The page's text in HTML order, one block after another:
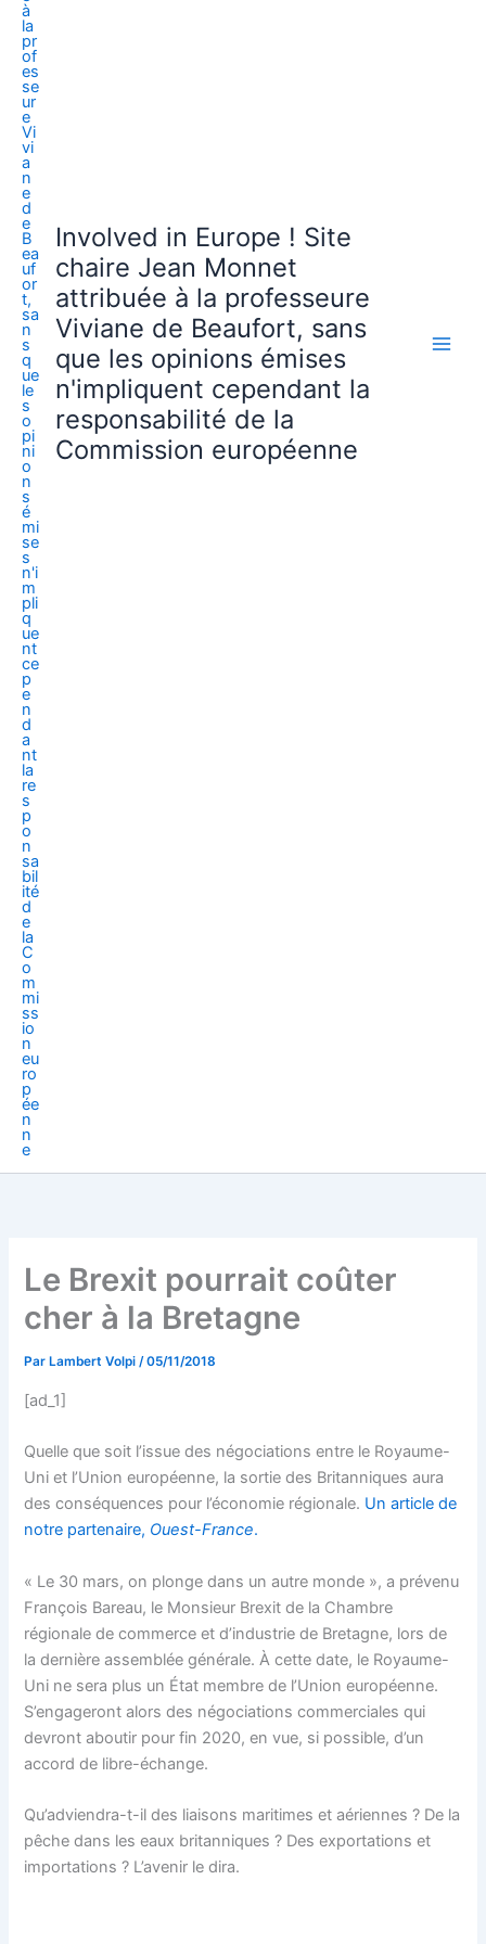
Involved in Europe ! Site
chaire Jean Monnet
attribuée à la professeure
Viviane de Beaufort, sans
que les opinions émises
n'impliquent cependant la
responsabilité de la
Commission européenne
Le Brexit pourrait coûter
cher à la Bretagne
Par Lambert Volpi/05/11/2018
[ad_1]
Quelle que soit l’issue des négociations entre le Royaume-
Uni et l’Union européenne, la sortie des Britanniques aura
des conséquences pour l’économie régionale. Un article de
notre partenaire, Ouest-France.
« Le 30 mars, on plonge dans un autre monde », a prévenu
François Bareau, le Monsieur Brexit de la Chambre
régionale de commerce et d’industrie de Bretagne, lors de
la dernière assemblée générale. À cette date, le Royaume-
Uni ne sera plus un État membre de l’Union européenne.
S’engageront alors des négociations commerciales qui
devront aboutir pour fin 2020, en vue, si possible, d’un
accord de libre-échange.
Qu’adviendra-t-il des liaisons maritimes et aériennes ? De la
pêche dans les eaux britanniques ? Des exportations et
importations ? L’avenir le dira.